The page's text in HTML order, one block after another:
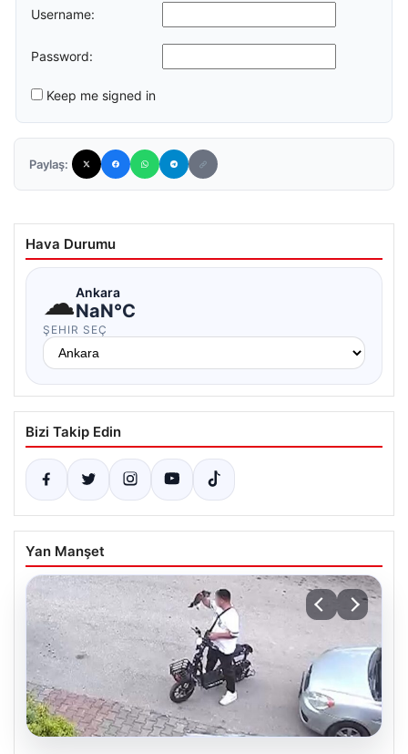
Username:
Password:
Keep me signed in
Paylaş:
Hava Durumu
☁Ankara
NaN°C
ŞEHIR SEÇ
Bizi Takip Edin
Yan Manşet